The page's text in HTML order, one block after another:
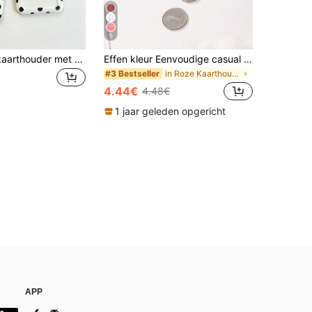
Witte plastic kaarthouder met stippen en ID-hoes, geschikt voor artsen en studenten, kan vervoerskaarten, ID-kaarten, sleutels en kaarten bevatten, perfect vakantiecadeau-accessoire
5
Effen kleur Eenvoudige casual kaarthouder Kaarthouder Kaarthouder Portemonnee Visitekaartjeshouder Creditcardhouder Kaarthouder Vrouwen Voor vrouwen Mini portemonnee Kaarthouder
#3 Bestseller in Roze Kaarthouders
4.44€ 4.48€
1 jaar geleden opgericht
APP